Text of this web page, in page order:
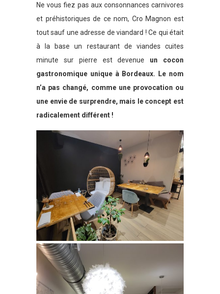
Ne vous fiez pas aux consonnances carnivores
et préhistoriques de ce nom, Cro Magnon est
tout sauf une adresse de viandard ! Ce qui était
à la base un restaurant de viandes cuites
minute sur pierre est devenue un cocon
gastronomique unique à Bordeaux. Le nom
n’a pas changé, comme une provocation ou
une envie de surprendre, mais le concept est
radicalement différent !